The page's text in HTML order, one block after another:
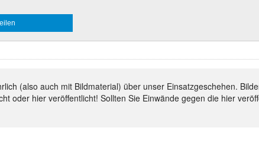
(also auch mit Bildmaterial) über unser Einsatzgeschehen.
oder hier veröffentlicht! Sollten Sie Einwände gegen die hier